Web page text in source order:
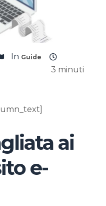
In Guide
3 minuti
ai
e-